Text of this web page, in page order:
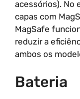
acessórios). No
capas com
MagSafe
reduzir a
ambos os
Bateria